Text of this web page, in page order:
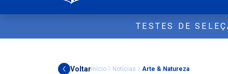
TESTES DE
Voltar Início Notícias Arte & Natureza